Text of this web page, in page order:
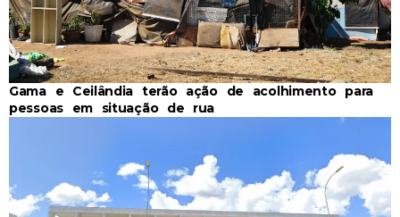
Gama e Ceilândia terão ação de acolhimento para
pessoas em situação de rua